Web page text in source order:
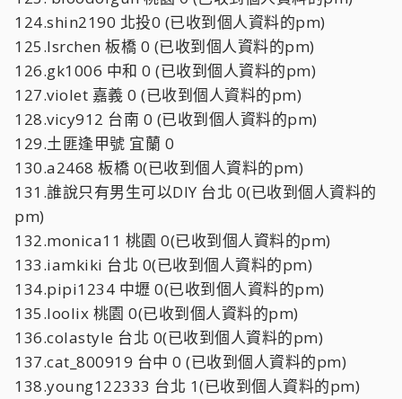
124.shin2190 北投0 (已收到個人資料的pm)
125.lsrchen 板橋 0 (已收到個人資料的pm)
126.gk1006 中和 0 (已收到個人資料的pm)
127.violet 嘉義 0 (已收到個人資料的pm)
128.vicy912 台南 0 (已收到個人資料的pm)
129.土匪逢甲號 宜蘭 0
130.a2468 板橋 0(已收到個人資料的pm)
131.誰說只有男生可以DIY 台北 0(已收到個人資料的
pm)
132.monica11 桃園 0(已收到個人資料的pm)
133.iamkiki 台北 0(已收到個人資料的pm)
134.pipi1234 中壢 0(已收到個人資料的pm)
135.loolix 桃園 0(已收到個人資料的pm)
136.colastyle 台北 0(已收到個人資料的pm)
137.cat_800919 台中 0 (已收到個人資料的pm)
138.young122333 台北 1(已收到個人資料的pm)